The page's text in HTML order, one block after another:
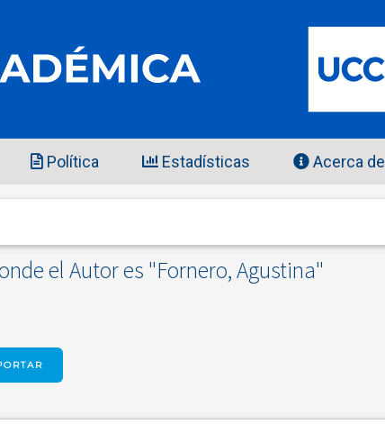
Política Estadísticas Acerca de
el Autor es "Fornero, Agustina"